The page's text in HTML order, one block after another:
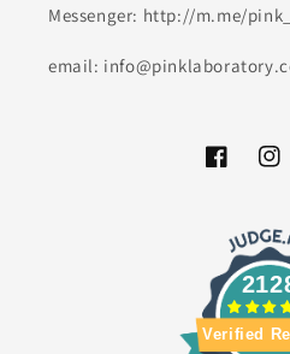
Messenger: http://m.me/
email:
Facebook
Verified